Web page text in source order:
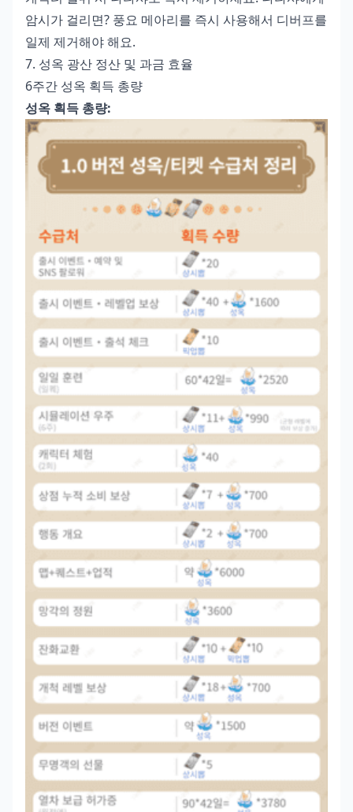
암시가 걸리면? 풍요 메아리를 즉시 사용해서 디버프를
일제 제거해야 해요.
7. 성옥 광산 정산 및 과금 효율
6주간 성옥 획득 총량
성옥 획득 총량: